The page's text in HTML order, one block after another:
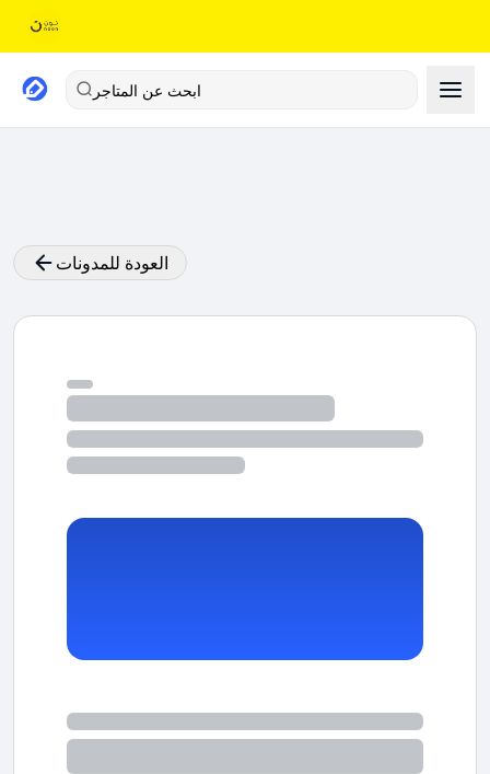
ابحث عن المتاجر
العودة للمدونات